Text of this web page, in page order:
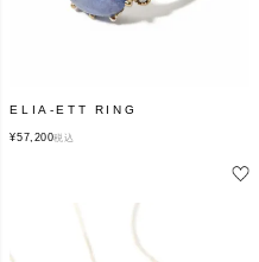
ELIA-ETT RING
¥57,200税込